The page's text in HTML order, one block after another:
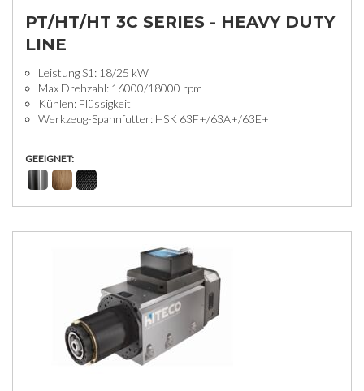
PT/HT/HT 3C SERIES - HEAVY DUTY
LINE
Leistung S1: 18/25 kW
Max Drehzahl: 16000/18000 rpm
Kühlen: Flüssigkeit
Werkzeug-Spannfutter: HSK 63F+/63A+/63E+
GEEIGNET: